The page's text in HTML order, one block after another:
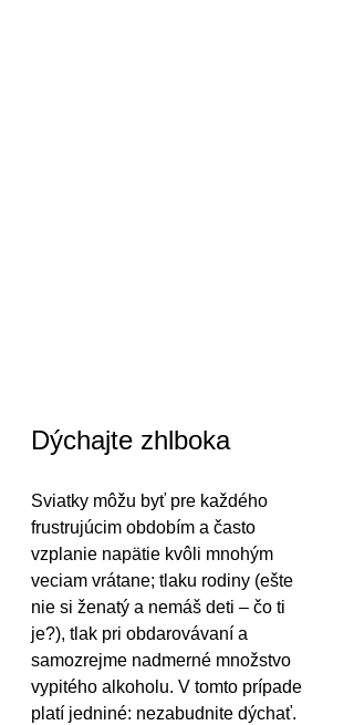
Dýchajte zhlboka
Sviatky môžu byť pre každého
frustrujúcim obdobím a často
vzplanie napätie kvôli mnohým
veciam vrátane; tlaku rodiny (ešte
nie si ženatý a nemáš deti – čo ti
je?), tlak pri obdarovávaní a
samozrejme nadmerné množstvo
vypitého alkoholu. V tomto prípade
platí jedniné: nezabudnite dýchať.